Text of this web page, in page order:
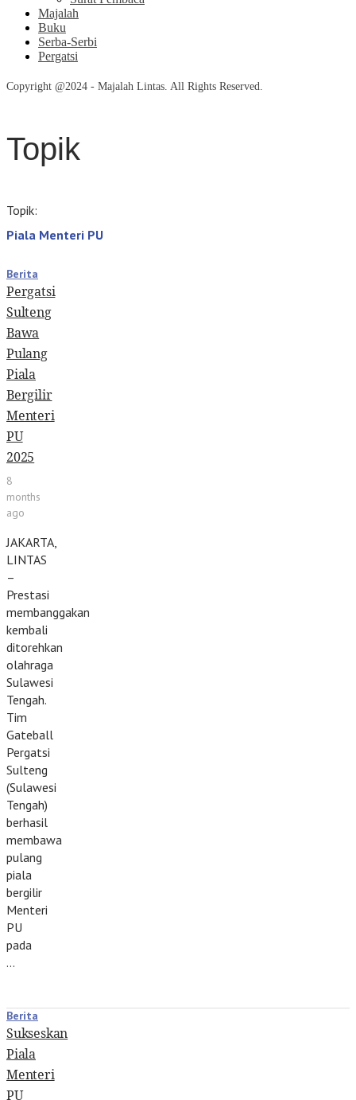
Majalah
Buku
Serba-Serbi
Pergatsi
Copyright @2024 - Majalah Lintas. All Rights Reserved.
Topik
Topik:
Piala Menteri PU
Berita
Pergatsi
Sulteng
Bawa
Pulang
Piala
Bergilir
Menteri
PU
2025
8
months
ago
JAKARTA,
LINTAS
–
Prestasi
membanggakan
kembali
ditorehkan
olahraga
Sulawesi
Tengah.
Tim
Gateball
Pergatsi
Sulteng
(Sulawesi
Tengah)
berhasil
membawa
pulang
piala
bergilir
Menteri
PU
pada
…
Berita
Sukseskan
Piala
Menteri
PU